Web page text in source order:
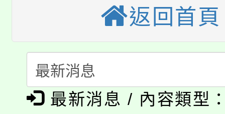
半價優惠，詳情可洽有
者。
份教師增能研習
大溪自造教育及科技
份教師研習
淨零綠生活教案入校路
會
115年食農教育專業人
程
「本色祭」8/29、30在
返回首頁
最新消息 / 內容類型